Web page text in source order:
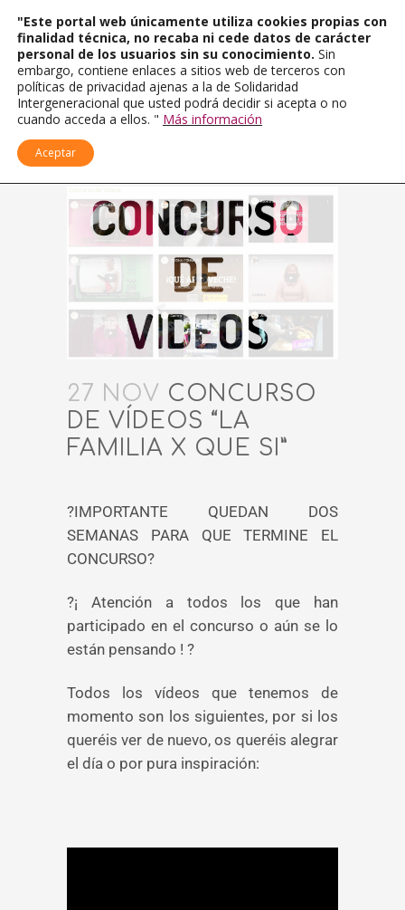
27 NOV CONCURSO
DE VÍDEOS “LA
FAMILIA X QUE SI”
?IMPORTANTE QUEDAN DOS
SEMANAS PARA QUE TERMINE EL
CONCURSO?
?¡ Atención a todos los que han
participado en el concurso o aún se lo
están pensando ! ?
Todos los vídeos que tenemos de
momento son los siguientes, por si los
queréis ver de nuevo, os queréis alegrar
el día o por pura inspiración:
"Este portal web únicamente utiliza cookies propias con
finalidad técnica, no recaba ni cede datos de carácter
personal de los usuarios sin su conocimiento. Sin
embargo, contiene enlaces a sitios web de terceros con
políticas de privacidad ajenas a la de Solidaridad
Intergeneracional que usted podrá decidir si acepta o no
cuando acceda a ellos. " Más información
Aceptar